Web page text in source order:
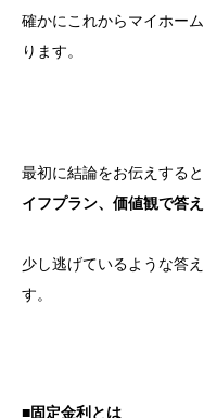
確かにこれからマイホー
ります。
最初に結論をお伝えすると
イフプラン、価値観で答え
少し逃げているような答
す。
■固定金利とは